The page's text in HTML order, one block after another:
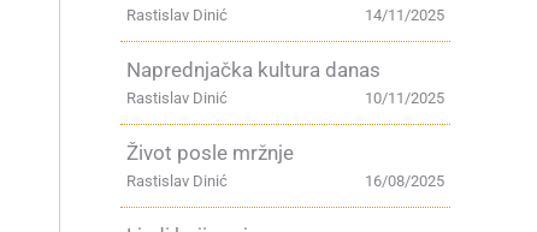
14/11/2025
Rastislav Dinić
Naprednjačka kultura danas
10/11/2025
Rastislav Dinić
Život posle mržnje
16/08/2025
Rastislav Dinić